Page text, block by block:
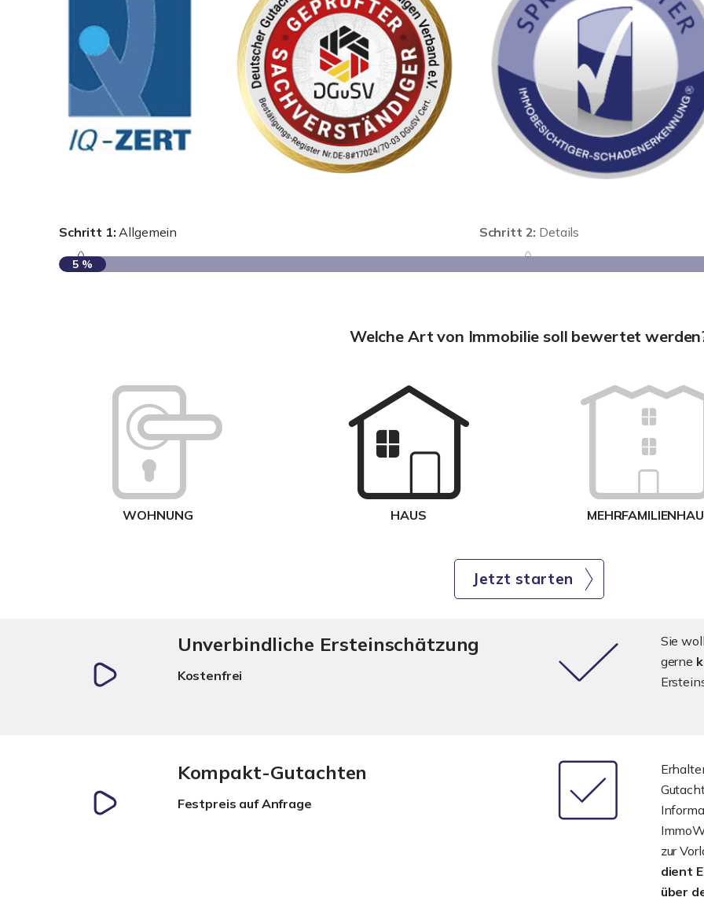
Schritt 1: Allgemein Schritt 2: Details
5 %
Welche Art von Immobilie soll bewertet
WOHNUNG HAUS
Jetzt starten
Unverbindliche Ersteinschätzung
Kostenfrei
Sie
gerne
Kompakt-Gutachten
Festpreis auf Anfrage
zur
dient
über